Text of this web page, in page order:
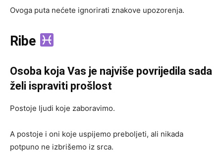
Ovoga puta nećete ignorirati znakove upozorenja.
Ribe
Osoba koja Vas je najviše povrijedila sada
želi ispraviti prošlost
Postoje ljudi koje zaboravimo.
A postoje i oni koje uspijemo preboljeti, ali nikada
potpuno ne izbrišemo iz srca.